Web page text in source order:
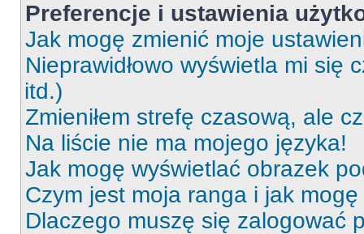
Preferencje i ustawienia
Jak mogę zmienić moje
Nieprawidłowo wyświetla mi się
itd.)
Zmieniłem strefę czasową, ale
Na liście nie ma mojego języka!
Jak mogę wyświetlać obrazek
Czym jest moja ranga i jak
Dlaczego muszę się zalogować